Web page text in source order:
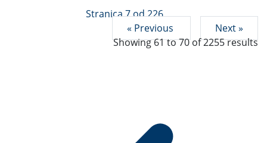
Stranica 7 od 226
« Previous
Next »
Showing61to70of2255results